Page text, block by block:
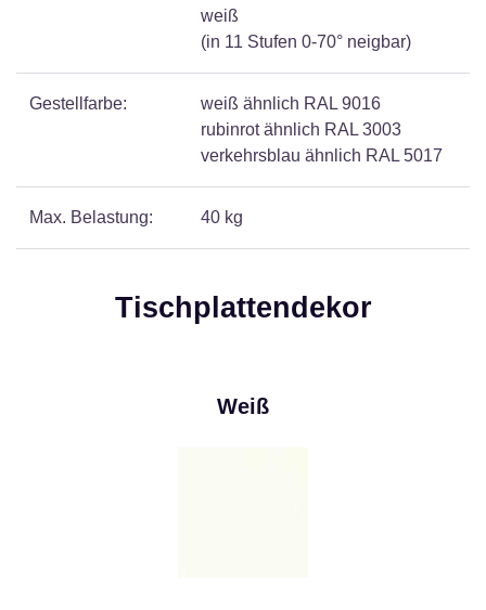
weiß
(in 11 Stufen 0-70° neigbar)
Gestellfarbe:
weiß ähnlich RAL 9016
rubinrot ähnlich RAL 3003
verkehrsblau ähnlich RAL 5017
Max. Belastung: 40 kg
Tischplattendekor
Weiß